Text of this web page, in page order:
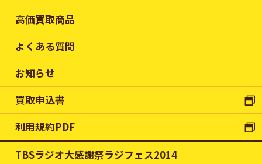
高価買取商品
よくある質問
お知らせ
買取申込書
利用規約PDF
TBSラジオ大感謝祭ラジフェス2014